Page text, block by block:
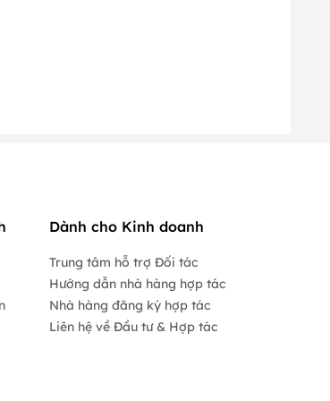
Dành cho Kinh doanh
Trung tâm hỗ trợ Đối tác
Hướng dẫn nhà hàng hợp tác
Nhà hàng đăng ký hợp tác
Liên hệ về Đầu tư & Hợp tác